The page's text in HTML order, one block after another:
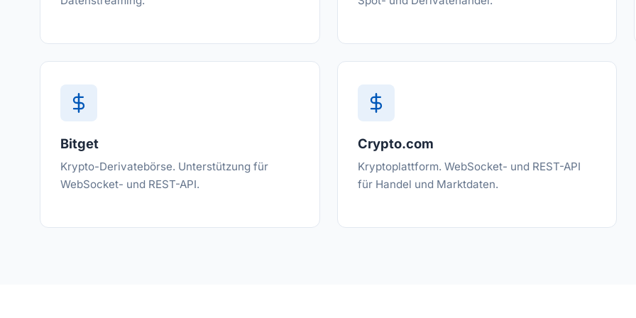
Bitget
Krypto-Derivatebörse. Unterstützung für
WebSocket- und REST-API.
Crypto.com
Kryptoplattform. WebSocket- und REST-API
für Handel und Marktdaten.